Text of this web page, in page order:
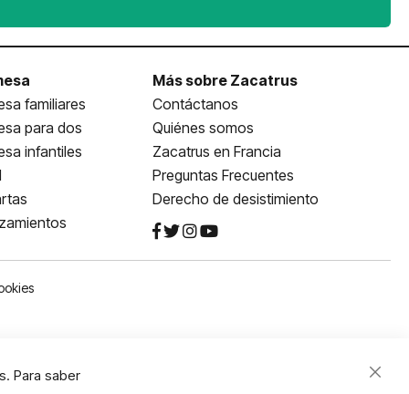
familiares
para dos
infantiles
Más sobre Zacatrus
Contáctanos
Quiénes somos
Zacatrus en Francia
Preguntas Frecuentes
Derecho de desistimiento
Para saber